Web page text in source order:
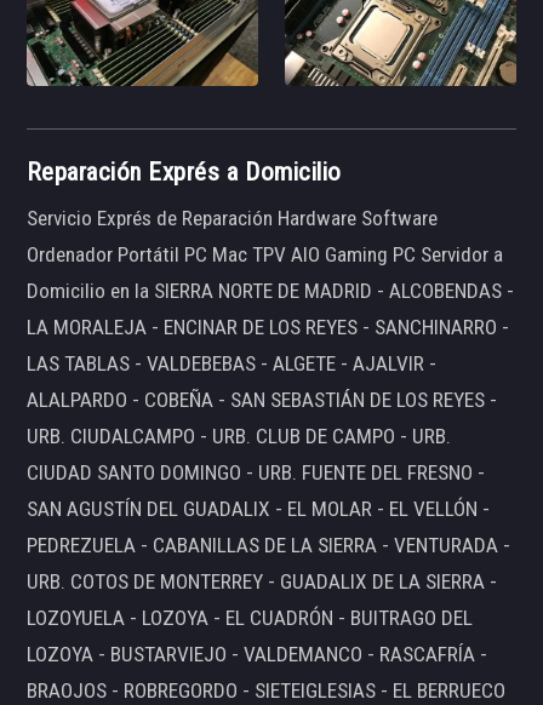
Reparación Exprés a Domicilio
Servicio Exprés de Reparación Hardware Software
Ordenador Portátil PC Mac TPV AIO Gaming PC Servidor a
Domicilio en la SIERRA NORTE DE MADRID - ALCOBENDAS -
LA MORALEJA - ENCINAR DE LOS REYES - SANCHINARRO -
LAS TABLAS - VALDEBEBAS - ALGETE - AJALVIR -
ALALPARDO - COBEÑA - SAN SEBASTIÁN DE LOS REYES -
URB. CIUDALCAMPO - URB. CLUB DE CAMPO - URB.
CIUDAD SANTO DOMINGO - URB. FUENTE DEL FRESNO -
SAN AGUSTÍN DEL GUADALIX - EL MOLAR - EL VELLÓN -
PEDREZUELA - CABANILLAS DE LA SIERRA - VENTURADA -
URB. COTOS DE MONTERREY - GUADALIX DE LA SIERRA -
LOZOYUELA - LOZOYA - EL CUADRÓN - BUITRAGO DEL
LOZOYA - BUSTARVIEJO - VALDEMANCO - RASCAFRÍA -
BRAOJOS - ROBREGORDO - SIETEIGLESIAS - EL BERRUECO